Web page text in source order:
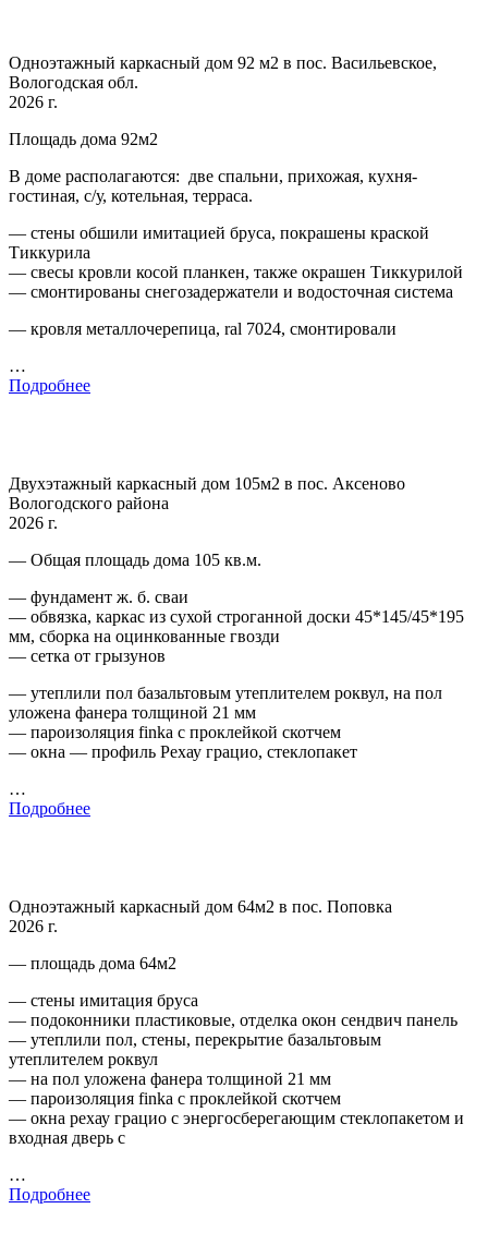
Одноэтажный каркасный дом 92 м2 в пос. Васильевское,
Вологодская обл.
2026 г.
Площадь дома 92м2
В доме располагаются: две спальни, прихожая, кухня-
гостиная, с/у, котельная, терраса.
— стены обшили имитацией бруса, покрашены краской
Тиккурила
— свесы кровли косой планкен, также окрашен Тиккурилой
— смонтированы снегозадержатели и водосточная система
— кровля металлочерепица, ral 7024, смонтировали
…
Подробнее
Двухэтажный каркасный дом 105м2 в пос. Аксеново
Вологодского района
2026 г.
— Общая площадь дома 105 кв.м.
— фундамент ж. б. сваи
— обвязка, каркас из сухой строганной доски 45*145/45*195
мм, сборка на оцинкованные гвозди
— сетка от грызунов
— утеплили пол базальтовым утеплителем роквул, на пол
уложена фанера толщиной 21 мм
— пароизоляция finka с проклейкой скотчем
— окна — профиль Рехау грацио, стеклопакет
…
Подробнее
Одноэтажный каркасный дом 64м2 в пос. Поповка
2026 г.
— площадь дома 64м2
— стены имитация бруса
— подоконники пластиковые, отделка окон сендвич панель
— утеплили пол, стены, перекрытие базальтовым
утеплителем роквул
— на пол уложена фанера толщиной 21 мм
— пароизоляция finka с проклейкой скотчем
— окна рехау грацио с энергосберегающим стеклопакетом и
входная дверь с
…
Подробнее